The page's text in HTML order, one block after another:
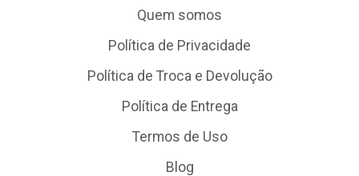
Quem somos
Política de Privacidade
Política de Troca e Devolução
Política de Entrega
Termos de Uso
Blog